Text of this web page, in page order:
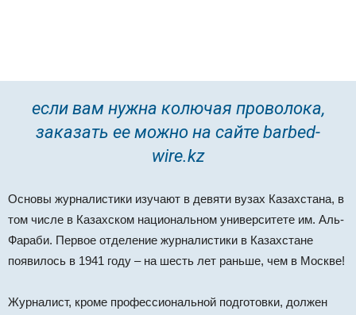
если вам нужна колючая проволока,
заказать ее можно на сайте barbed-
wire.kz
Основы журналистики изучают в девяти вузах Казахстана, в
том числе в Казахском национальном университете им. Аль-
Фараби. Первое отделение журналистики в Казахстане
появилось в 1941 году – на шесть лет раньше, чем в Москве!
Журналист, кроме профессиональной подготовки, должен